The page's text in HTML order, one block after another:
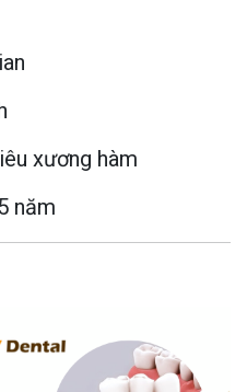
xương hàm
năm